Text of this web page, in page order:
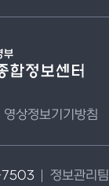
영상정보기기방침
정보관리팀